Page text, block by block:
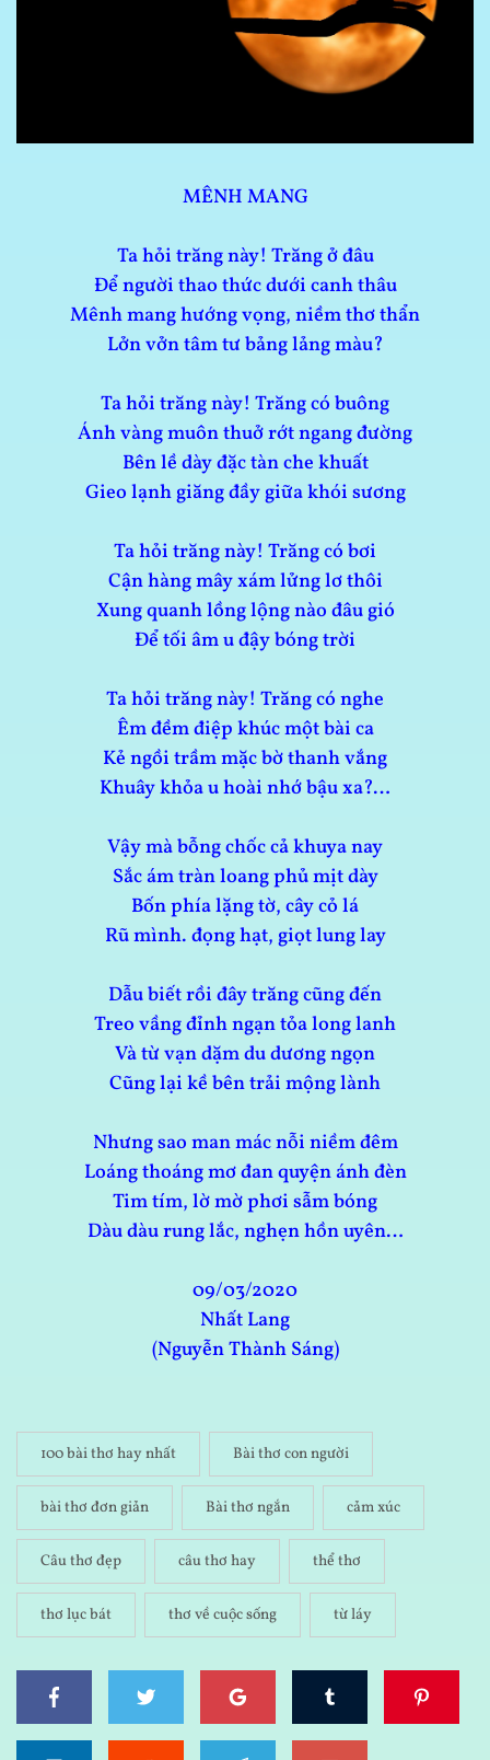
MÊNH MANG
Ta hỏi trăng này! Trăng ở đâu
Để người thao thức dưới canh thâu
Mênh mang hướng vọng, niềm thơ thẩn
Lởn vởn tâm tư bảng lảng màu?
Ta hỏi trăng này! Trăng có buông
Ánh vàng muôn thuở rớt ngang đường
Bên lề dày đặc tàn che khuất
Gieo lạnh giăng đầy giữa khói sương
Ta hỏi trăng này! Trăng có bơi
Cận hàng mây xám lửng lơ thôi
Xung quanh lồng lộng nào đâu gió
Để tối âm u đậy bóng trời
Ta hỏi trăng này! Trăng có nghe
Êm đềm điệp khúc một bài ca
Kẻ ngồi trầm mặc bờ thanh vắng
Khuây khỏa u hoài nhớ bậu xa?…
Vậy mà bỗng chốc cả khuya nay
Sắc ám tràn loang phủ mịt dày
Bốn phía lặng tờ, cây cỏ lá
Rũ mình. đọng hạt, giọt lung lay
Dẫu biết rồi đây trăng cũng đến
Treo vầng đỉnh ngạn tỏa long lanh
Và từ vạn dặm du dương ngọn
Cũng lại kề bên trải mộng lành
Nhưng sao man mác nỗi niềm đêm
Loáng thoáng mơ đan quyện ánh đèn
Tim tím, lờ mờ phơi sẫm bóng
Dàu dàu rung lắc, nghẹn hồn uyên…
09/03/2020
Nhất Lang
(Nguyễn Thành Sáng)
100 bài thơ hay nhất Bài thơ con người
bài thơ đơn giản Bài thơ ngắn cảm xúc
Câu thơ đẹp câu thơ hay thể thơ
thơ lục bát thơ về cuộc sống từ láy